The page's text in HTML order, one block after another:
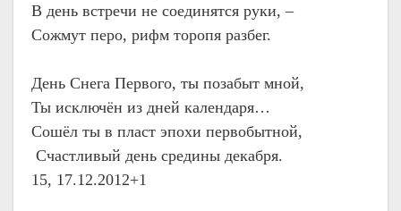
В день встречи не соединятся руки, –
Сожмут перо, рифм торопя разбег.
День Снега Первого, ты позабыт мной,
Ты исключён из дней календаря…
Сошёл ты в пласт эпохи первобытной,
Счастливый день средины декабря.
15, 17.12.2012+1